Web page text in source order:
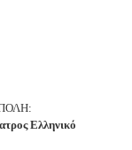
Ελληνικό